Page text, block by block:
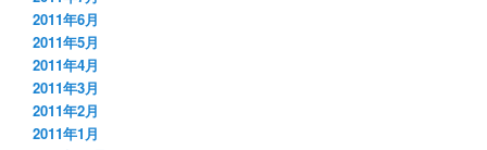
2011年6月
2011年5月
2011年4月
2011年3月
2011年2月
2011年1月